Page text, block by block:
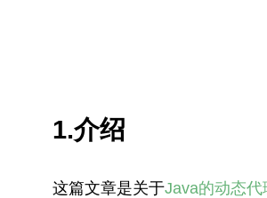
1.介绍
这篇文章是关于Java的动态代